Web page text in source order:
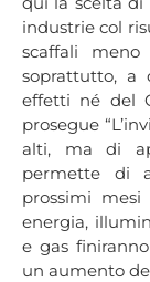
industrie col
scaffali
soprattutto, a
effetti né del
prosegue
alti, ma di
permette di
prossimi
energia,
e gas
un aumento